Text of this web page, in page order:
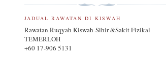
JADUAL RAWATAN DI KISWAH
Rawatan Ruqyah Kiswah-Sihir &Sakit Fizikal
TEMERLOH
+60 17-906 5131